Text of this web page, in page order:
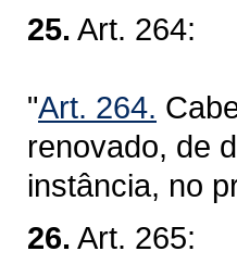
25. Art. 264:
"Art. 264.
renovado, de
instância, no
26. Art. 265: